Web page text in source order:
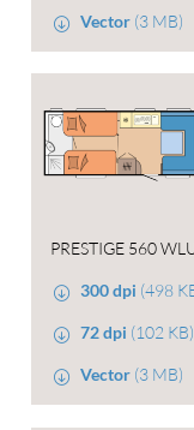
Vector (3 MB)
PRESTIGE 560
300 dpi (498
72 dpi (102 KB)
Vector (3 MB)